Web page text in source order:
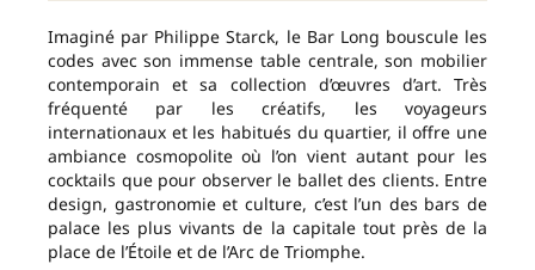
Imaginé par Philippe Starck, le Bar Long bouscule les
codes avec son immense table centrale, son mobilier
contemporain et sa collection d’œuvres d’art. Très
fréquenté par les créatifs, les voyageurs
internationaux et les habitués du quartier, il offre une
ambiance cosmopolite où l’on vient autant pour les
cocktails que pour observer le ballet des clients. Entre
design, gastronomie et culture, c’est l’un des bars de
palace les plus vivants de la capitale tout près de la
place de l’Étoile et de l’Arc de Triomphe.